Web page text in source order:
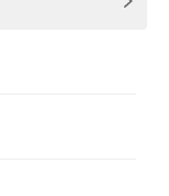
るが……